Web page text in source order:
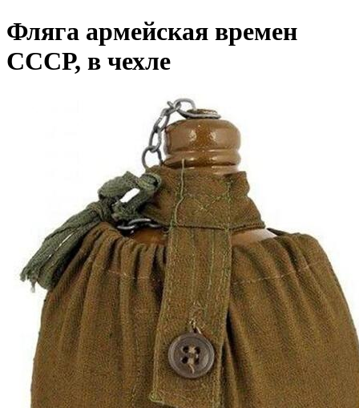
Фляга армейская времен
СССР, в чехле